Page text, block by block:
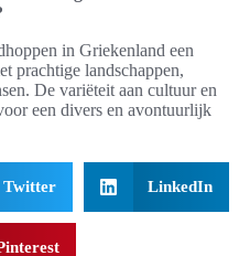
in Griekenland een
prachtige landschappen,
De variëteit aan cultuur en
een divers en avontuurlijk
Twitter LinkedIn